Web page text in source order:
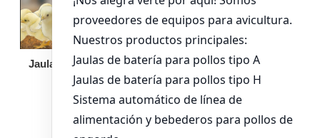
Jaula de pollo pollita
Bandeja de
alimentación para
pollos de engorde